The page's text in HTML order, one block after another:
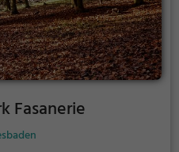
Fasanerie